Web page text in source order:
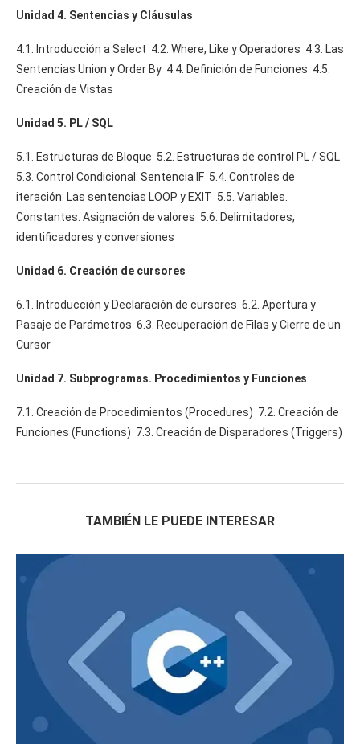
Unidad 4. Sentencias y Cláusulas
4.1. Introducción a Select 4.2. Where, Like y Operadores 4.3. Las
Sentencias Union y Order By 4.4. Definición de Funciones 4.5.
Creación de Vistas
Unidad 5. PL / SQL
5.1. Estructuras de Bloque 5.2. Estructuras de control PL / SQL
5.3. Control Condicional: Sentencia IF 5.4. Controles de
iteración: Las sentencias LOOP y EXIT 5.5. Variables.
Constantes. Asignación de valores 5.6. Delimitadores,
identificadores y conversiones
Unidad 6. Creación de cursores
6.1. Introducción y Declaración de cursores 6.2. Apertura y
Pasaje de Parámetros 6.3. Recuperación de Filas y Cierre de un
Cursor
Unidad 7. Subprogramas. Procedimientos y Funciones
7.1. Creación de Procedimientos (Procedures) 7.2. Creación de
Funciones (Functions) 7.3. Creación de Disparadores (Triggers)
TAMBIÉN LE PUEDE INTERESAR